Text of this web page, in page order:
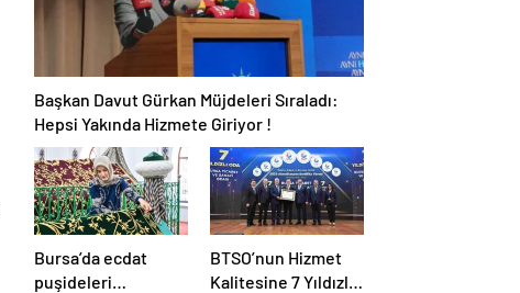
Başkan Davut Gürkan Müjdeleri Sıraladı:
Hepsi Yakında Hizmete Giriyor !
Bursa’da ecdat
puşideleri
BTSO’nun Hizmet
Kalitesine 7 Yıldızlı